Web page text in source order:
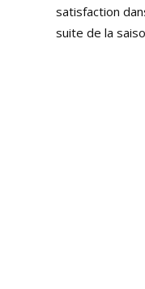
satisfaction
suite de la